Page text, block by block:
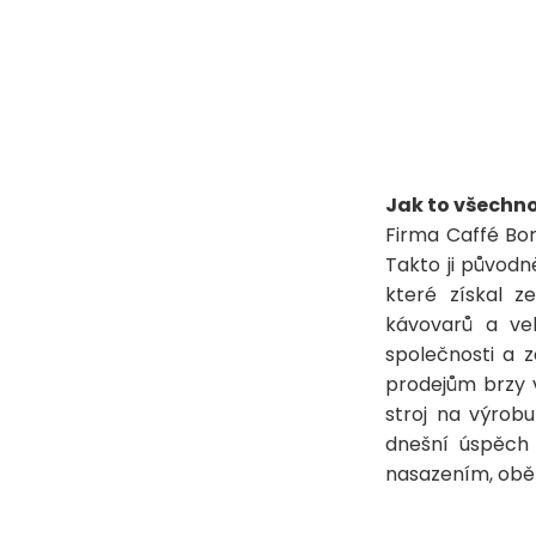
Jak to
Firma Caffé
Takto ji
které získal
kávovarů a
společnosti a
prodejům brzy
stroj na
dnešní
nasazením,